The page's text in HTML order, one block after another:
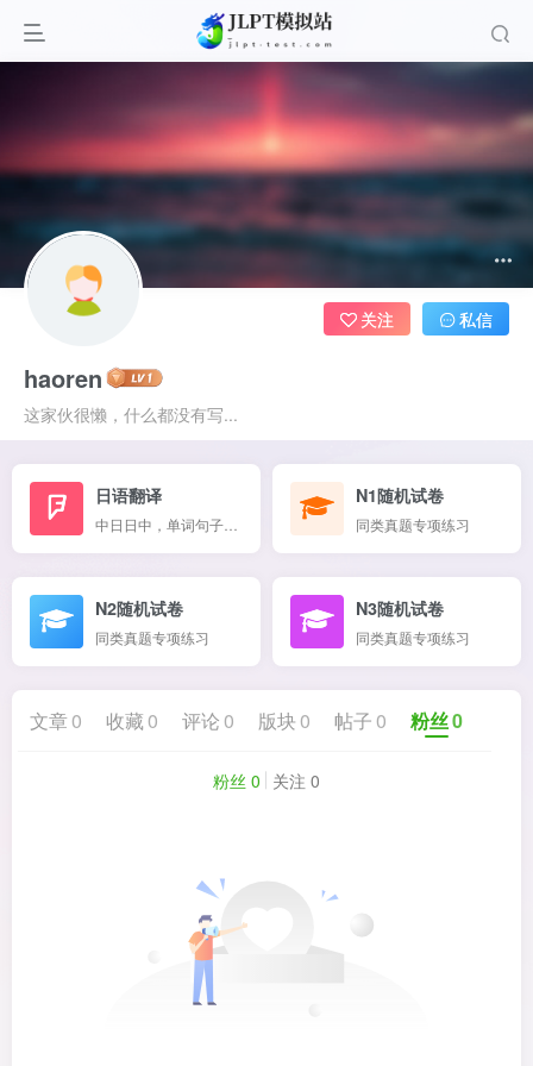
haoren
这家伙很懒，什么都没有写...
关注 私信
日语翻译 N1随机试卷
同类真题专项练习
N2随机试卷
同类真题专项练习
N3随机试卷
同类真题专项练习
文章0 收藏 0 评论 0 版块 0 帖子 0 粉丝0
粉丝 0 关注 0